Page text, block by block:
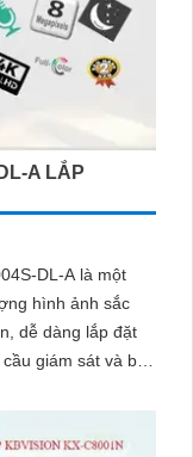
A LẮP
DL-A là một
hình ảnh sắc
giám sát và bảo